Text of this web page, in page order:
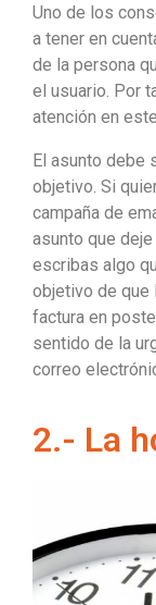
Uno de los
a tener en
de la persona
el usuario. Por
atención en
El asunto debe
objetivo. Si
campaña de
asunto que
escribas algo
objetivo de que
factura en
sentido de la
correo
2.- La